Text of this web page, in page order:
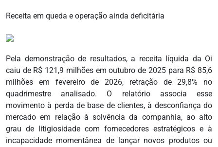
Receita em queda e operação ainda deficitária
Pela demonstração de resultados, a receita líquida da Oi
caiu de R$ 121,9 milhões em outubro de 2025 para R$ 85,6
milhões em fevereiro de 2026, retração de 29,8% no
quadrimestre analisado. O relatório associa esse
movimento à perda de base de clientes, à desconfiança do
mercado em relação à solvência da companhia, ao alto
grau de litigiosidade com fornecedores estratégicos e à
incapacidade momentânea de lançar novos produtos ou